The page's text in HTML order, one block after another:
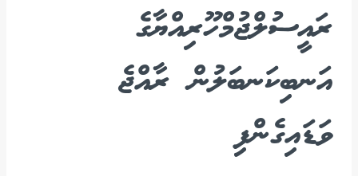
ރައީސުލްޖުމްހޫރިއްޔާގެ
އަނބިކަނބަލުން ރާއްޖެ
ވަޑައިގެންފި